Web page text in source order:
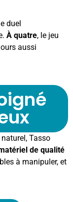
duel
À quatre, le jeu
aussi
Tasso
de qualité
à manipuler, et